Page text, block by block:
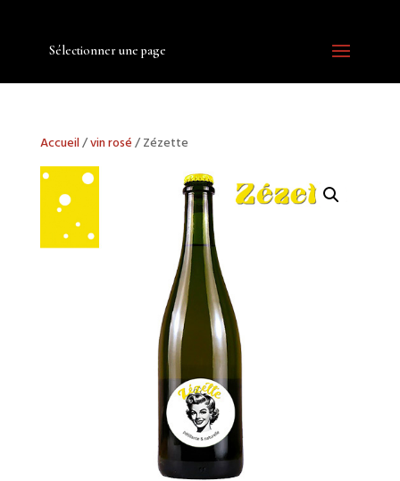
Sélectionner une page
Accueil/vin rosé / Zézette